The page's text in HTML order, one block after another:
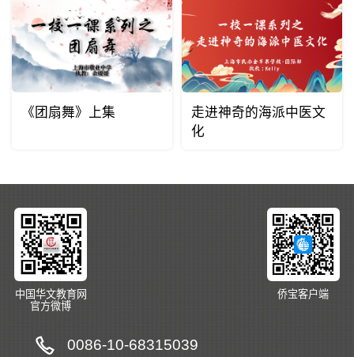
《团扇舞》上集
走进神奇的海派中医文
化
中国华文教育网
官方微博
侨宝客户端
0086-10-68315039